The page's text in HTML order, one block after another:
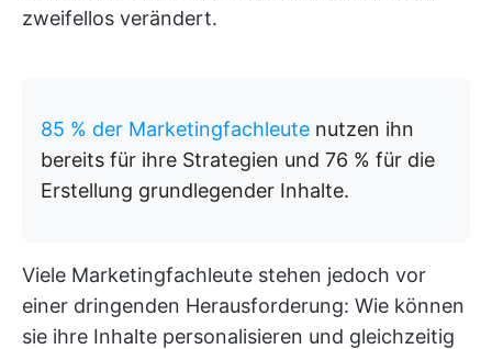
zweifellos verändert.
85 % der Marketingfachleute nutzen ihn
bereits für ihre Strategien und 76 % für die
Erstellung grundlegender Inhalte.
Viele Marketingfachleute stehen jedoch vor
einer dringenden Herausforderung: Wie können
sie ihre Inhalte personalisieren und gleichzeitig